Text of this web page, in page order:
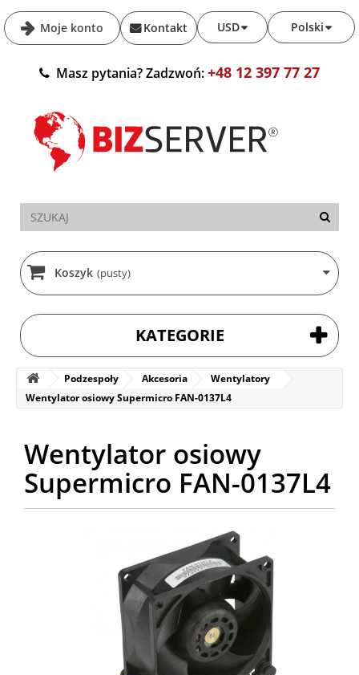
Moje konto Polski
USD
Kontakt
Masz pytania? Zadzwoń:+48 12 397 77 27
Koszyk (pusty)
KATEGORIE
Podzespoły Akcesoria
Wentylatory
Wentylator osiowy Supermicro FAN-0137L4
Wentylator osiowy
Supermicro FAN-0137L4